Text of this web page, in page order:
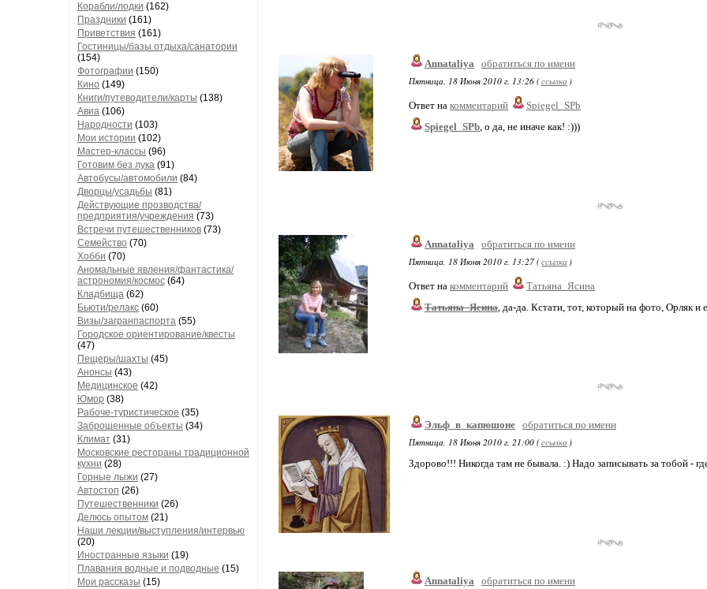
Корабли/лодки (162)
Праздники (161)
Приветствия (161)
Гостиницы/базы отдыха/санатории
(154)
Фотографии (150)
Кино (149)
Книги/путеводители/карты (138)
Авиа (106)
Народности (103)
Мои истории (102)
Мастер-классы (96)
Готовим без лука (91)
Автобусы/автомобили (84)
Дворцы/усадьбы (81)
Действующие прозводства/
предприятия/учреждения (73)
Встречи путешественников (73)
Семейство (70)
Хобби (70)
Аномальные явления/фантастика/
астрономия/космос (64)
Кладбища (62)
Бьюти/релакс (60)
Визы/загранпаспорта (55)
Городское ориентирование/квесты
(47)
Пещеры/шахты (45)
Анонсы (43)
Медицинское (42)
Юмор (38)
Рабоче-туристическое (35)
Заброшенные объекты (34)
Климат (31)
Московские рестораны традиционной
кухни (28)
Горные лыжи (27)
Автостоп (26)
Путешественники (26)
Делюсь опытом (21)
Наши лекции/выступления/интервью
(20)
Иностранные языки (19)
Плавания водные и подводные (15)
Мои рассказы (15)
Annataliya
обратиться по имени
Пятница, 18 Июня 2010 г. 13:26 (ссылка )
Ответ на комментарий
Spiegel_SPb
Spiegel_SPb, о да, не иначе как! :)))
Annataliya
обратиться по имени
Пятница, 18 Июня 2010 г. 13:27 (ссылка )
Ответ на комментарий
Татьяна_Ясина
Татьяна_Ясина, да-да. Кстати, тот, который на фото, Орляк и
Эльф_в_капюшоне обратиться по имени
Пятница, 18 Июня 2010 г. 21:00 (ссылка )
Здорово!!! Никогда там не бывала. :) Надо записывать за тобой -
Annataliya
обратиться по имени